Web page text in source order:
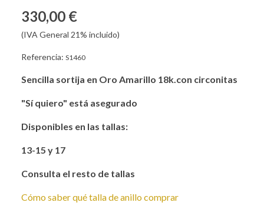
330,00 €
(IVA General 21% incluido)
Referencia: S1460
Sencilla sortija en Oro Amarillo 18k.con circonitas
"Sí quiero" está asegurado
Disponibles en las tallas:
13-15 y 17
Consulta el resto de tallas
Cómo saber qué talla de anillo comprar